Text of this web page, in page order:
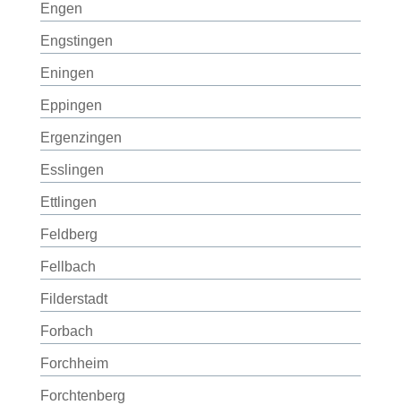
Engen
Engstingen
Eningen
Eppingen
Ergenzingen
Esslingen
Ettlingen
Feldberg
Fellbach
Filderstadt
Forbach
Forchheim
Forchtenberg